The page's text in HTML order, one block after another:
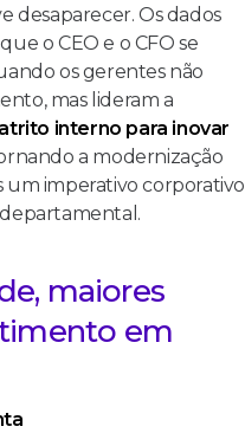
desaparecer. Os dados
o CEO e o CFO se
os gerentes não
mas lideram a
interno para inovar
a modernização
um imperativo corporativo
maiores
em